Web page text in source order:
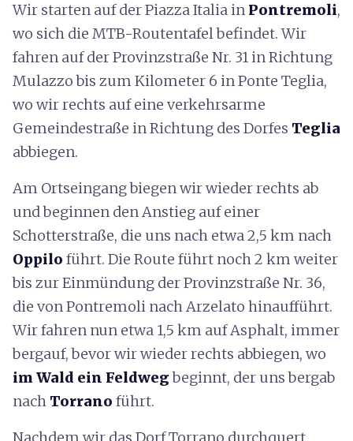
Wir starten auf der Piazza Italia in Pontremoli,
wo sich die MTB-Routentafel befindet. Wir
fahren auf der Provinzstraße Nr. 31 in Richtung
Mulazzo bis zum Kilometer 6 in Ponte Teglia,
wo wir rechts auf eine verkehrsarme
Gemeindestraße in Richtung des Dorfes Teglia
abbiegen.
Am Ortseingang biegen wir wieder rechts ab
und beginnen den Anstieg auf einer
Schotterstraße, die uns nach etwa 2,5 km nach
Oppilo führt. Die Route führt noch 2 km weiter
bis zur Einmündung der Provinzstraße Nr. 36,
die von Pontremoli nach Arzelato hinaufführt.
Wir fahren nun etwa 1,5 km auf Asphalt, immer
bergauf, bevor wir wieder rechts abbiegen, wo
im Wald ein Feldwegbeginnt, der uns bergab
nach Torrano führt.